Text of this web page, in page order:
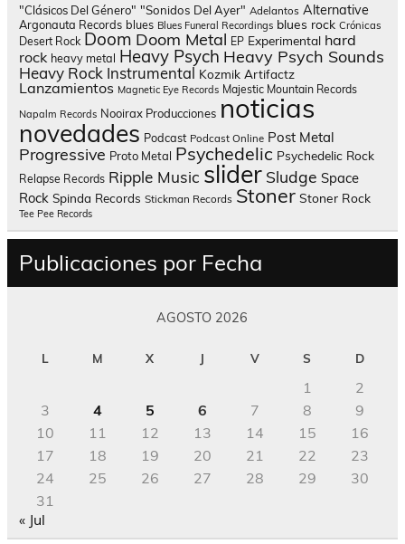
"Clásicos Del Género" "Sonidos Del Ayer" Adelantos Alternative
Argonauta Records blues Blues Funeral Recordings blues rock Crónicas
Desert Rock Doom Doom Metal EP Experimental hard
rock heavy metal Heavy Psych Heavy Psych Sounds
Heavy Rock Instrumental Kozmik Artifactz
Lanzamientos Magnetic Eye Records Majestic Mountain Records
Napalm Records Nooirax Producciones noticias
novedades Podcast Podcast Online Post Metal
Progressive Proto Metal Psychedelic Psychedelic Rock
Relapse Records Ripple Music slider Sludge Space
Rock Spinda Records Stickman Records Stoner Stoner Rock
Tee Pee Records
Publicaciones por Fecha
AGOSTO 2026
L M X J V S D
1
2
3
4 5 6 7 8
9
10
11 12 13 14 15
16
17
18 19 20 21 22
23
24
25 26 27 28 29
30
31
« Jul